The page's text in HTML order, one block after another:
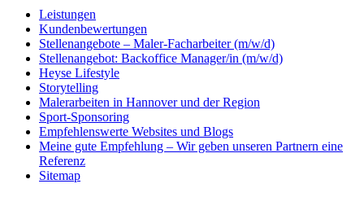
Leistungen
Kundenbewertungen
Stellenangebote – Maler-Facharbeiter (m/w/d)
Stellenangebot: Backoffice Manager/in (m/w/d)
Heyse Lifestyle
Storytelling
Malerarbeiten in Hannover und der Region
Sport-Sponsoring
Empfehlenswerte Websites und Blogs
Meine gute Empfehlung – Wir geben unseren Partnern eine
Referenz
Sitemap